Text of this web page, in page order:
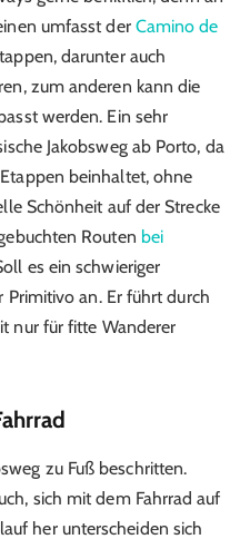
umfasst der Camino de
darunter auch
zum anderen kann die
werden. Ein sehr
Jakobsweg ab Porto, da
beinhaltet, ohne
Schönheit auf der Strecke
Routen bei
es ein schwieriger
Primitivo an. Er führt durch
nur für fitte Wanderer
zu Fuß beschritten.
sich mit dem Fahrrad auf
her unterscheiden sich